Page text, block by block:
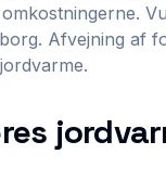
Afvejning af